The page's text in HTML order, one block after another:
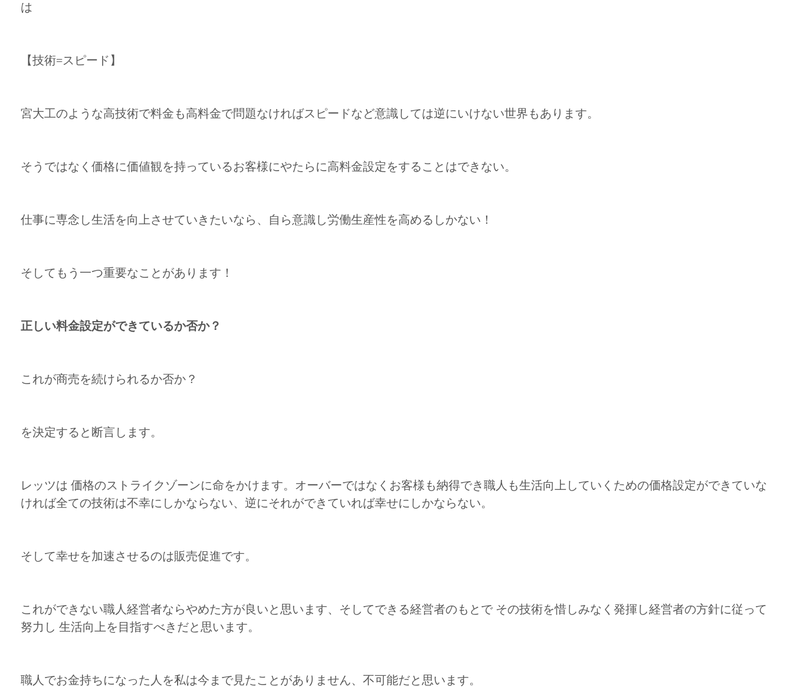
は
【技術=スピード】
宮大工のような高技術で料金も高料金で問題なければスピードなど意識しては逆にいけない世界もあります。
そうではなく価格に価値観を持っているお客様にやたらに高料金設定をすることはできない。
仕事に専念し生活を向上させていきたいなら、自ら意識し労働生産性を高めるしかない！
そしてもう一つ重要なことがあります！
正しい料金設定ができているか否か？
これが商売を続けられるか否か？
を決定すると断言します。
レッツは 価格のストライクゾーンに命をかけます。オーバーではなくお客様も納得でき職人も生活向上していくための価格設定ができていな
ければ全ての技術は不幸にしかならない、逆にそれができていれば幸せにしかならない。
そして幸せを加速させるのは販売促進です。
これができない職人経営者ならやめた方が良いと思います、そしてできる経営者のもとで その技術を惜しみなく発揮し経営者の方針に従って
努力し 生活向上を目指すべきだと思います。
職人でお金持ちになった人を私は今まで見たことがありません、不可能だと思います。